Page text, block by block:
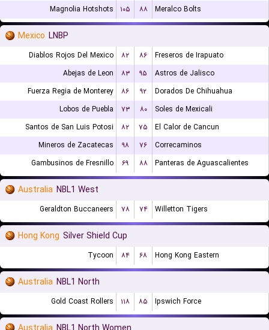
Magnolia Hotshots
۱۰۵ ۸۸ Meralco Bolts
Mexico LNBP
Diablos Rojos Del Mexico ۸۲ ۸۶
Freseros de Irapuato
Abejas de Leon
۸۳ ۹۵
Astros de Jalisco
Fuerza Regia de Monterey
۸۶ ۹۲
Dorados De Chihuahua
Lobos de Puebla
۷۳ ۸۰
Soles de Mexicali
Santos de San Luis Potosi
۸۲ ۷۵
El Calor de Cancun
Mineros de Zacatecas
۹۸ ۷۶
Correcaminos
Gambusinos de Fresnillo
۶۹ ۸۸ Panteras de Aguascalientes
Australia NBL1 West
Geraldton Buccaneers ۷۸ ۷۴ Willetton Tigers
Hong Kong Silver Shield Cup
Tycoon ۸۴ ۶۸ Hong Kong Eastern
Australia NBL1 North
Gold Coast Rollers ۱۱۸ ۸۵ Ipswich Force